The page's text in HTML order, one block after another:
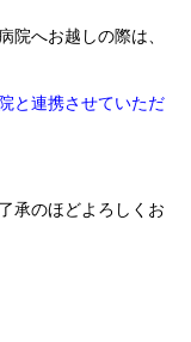
院へお越しの際は、
と連携させていただ
承のほどよろしくお